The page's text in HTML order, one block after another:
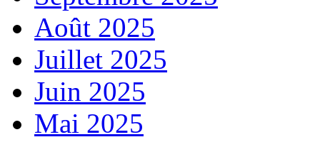
Août 2025
Juillet 2025
Juin 2025
Mai 2025